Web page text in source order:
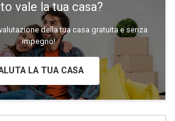
vale la tua casa?
della tua casa gratuita e senza
impegno!
LA TUA CASA